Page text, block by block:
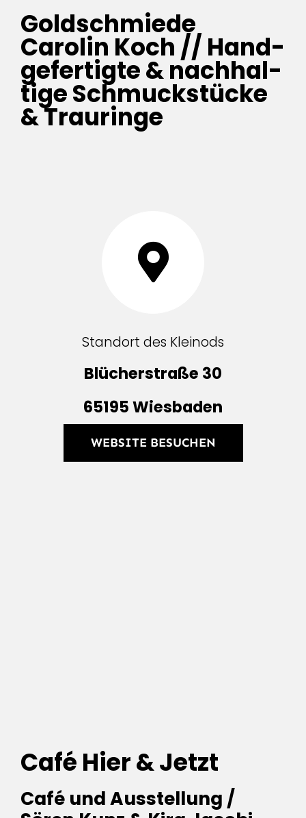
Gold­schmiede
Carolin Koch // Hand­
ge­fer­tigte & nach­hal­
tige Schmuckstücke
& Trauringe
Standort des Kleinods
Blü­cher­straße 30
65195 Wies­baden
WEB­SITE BESUCHEN
Café Hier & Jetzt
Café und Aus­stel­lung /